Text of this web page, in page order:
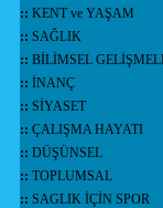
:: KENT ve YAŞAM
:: SAĞLIK
:: BİLİMSEL
:: İNANÇ
:: SİYASET
:: ÇALIŞMA HAYATI
:: DÜŞÜNSEL
:: TOPLUMSAL
:: SAGLIK İÇİN SPOR